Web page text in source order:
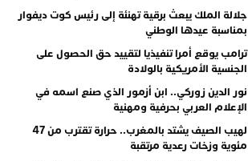
جلالة الملك يبعث برقية تهنئة إلى رئيس كوت ديفوار
بمناسبة عيدها الوطني
ترامب يوقع أمرا تنفيذيا لتقييد حق الحصول على
الجنسية الأمريكية بالولادة
نور الدين زوركي.. ابن أزمور الذي صنع اسمه في
الإعلام العربي بحرفية ومهنية
لهيب الصيف يشتد بالمغرب.. حرارة تقترب من 47
مئوية وزخات رعدية مرتقبة